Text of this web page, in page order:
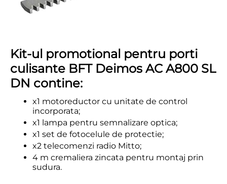
Kit-ul promotional pentru porti
culisante BFT Deimos AC A800 SL
DN contine:
x1 motoreductor cu unitate de control
incorporata;
x1 lampa pentru semnalizare optica;
x1 set de fotocelule de protectie;
x2 telecomenzi radio Mitto;
4 m cremaliera zincata pentru montaj prin
sudura.